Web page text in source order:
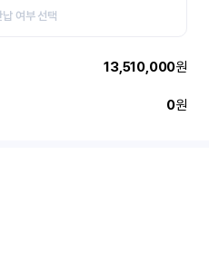
여부 선택
13,510,000원
0원